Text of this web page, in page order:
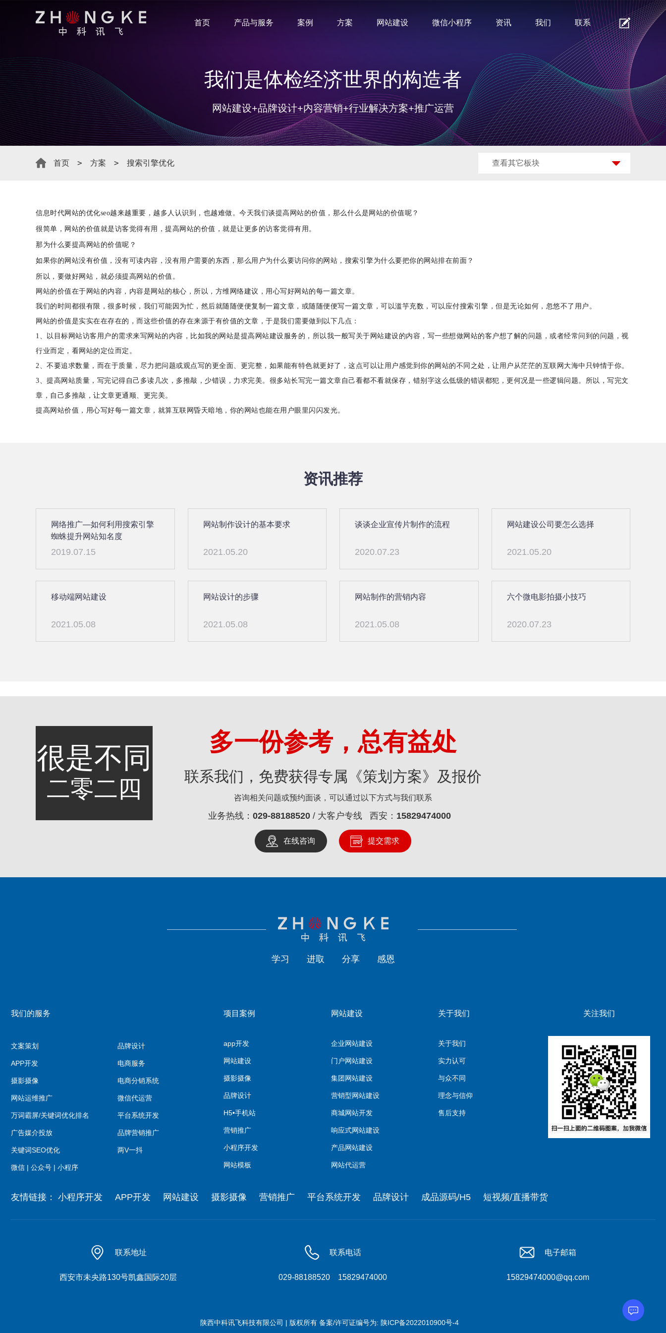
首页 产品与服务 案例 方案 网站建设 微信小程序 资讯 我们 联系
我们是体检经济世界的构造者
网站建设+品牌设计+内容营销+行业解决方案+推广运营
首页 方案 搜索引擎优化 查看其它板块
信息时代网站的优化seo越来越重要，越多人认识到，也越难做。今天我们谈提高网站的价值，那么什么是网站的价值呢？
很简单，网站的价值就是访客觉得有用，提高网站的价值，就是让更多的访客觉得有用。
那为什么要提高网站的价值呢？
如果你的网站没有价值，没有可读内容，没有用户需要的东西，那么用户为什么要访问你的网站，搜索引擎为什么要把你的网站排在前面？
所以，要做好网站，就必须提高网站的价值。
网站的价值在于网站的内容，内容是网站的核心，所以，方维网络建议，用心写好网站的每一篇文章。
我们的时间都很有限，很多时候，我们可能因为忙，然后就随随便便复制一篇文章，或随随便便写一篇文章，可以滥竽充数，可以应付搜索引擎，但是无论如何，忽悠不了用户。
网站的价值是实实在在存在的，而这些价值的存在来源于有价值的文章，于是我们需要做到以下几点：
1、以目标网站访客用户的需求来写网站的内容，比如我的网站是提高网站建设服务的，所以我一般写关于网站建设的内容，写一些想做网站的客户想了解的问题，或者经常问到的问题，视
行业而定，看网站的定位而定。
2、不要追求数量，而在于质量，尽力把问题或观点写的更全面、更完整，如果能有特色就更好了，这点可以让用户感觉到你的网站的不同之处，让用户从茫茫的互联网大海中只钟情于你。
3、提高网站质量，写完记得自己多读几次，多推敲，少错误，力求完美。很多站长写完一篇文章自己看都不看就保存，错别字这么低级的错误都犯，更何况是一些逻辑问题。所以，写完文
章，自己多推敲，让文章更通顺、更完美。
提高网站价值，用心写好每一篇文章，就算互联网昏天暗地，你的网站也能在用户眼里闪闪发光。
资讯推荐
网络推广—如何利用搜索引擎
蜘蛛提升网站知名度
2019.07.15
网站制作设计的基本要求
2021.05.20
谈谈企业宣传片制作的流程
2020.07.23
网站建设公司要怎么选择
2021.05.20
移动端网站建设
2021.05.08
网站设计的步骤
2021.05.08
网站制作的营销内容
2021.05.08
六个微电影拍摄小技巧
2020.07.23
很是不同
二零二四
多一份参考，总有益处
联系我们，免费获得专属《策划方案》及报价
咨询相关问题或预约面谈，可以通过以下方式与我们联系
业务热线： 029-88188520/ 大客户专线 西安： 15829474000
在线咨询 提交需求
学习 进取 分享 感恩
我们的服务
文案策划 品牌设计
APP开发 电商服务
摄影摄像 电商分销系统
网站运维推广 微信代运营
万词霸屏/关键词优化排名 平台系统开发
广告媒介投放 品牌营销推广
关键词SEO优化 两V一抖
微信 | 公众号 | 小程序
项目案例
app开发
网站建设
摄影摄像
品牌设计
H5•手机站
营销推广
小程序开发
网站模板
网站建设
企业网站建设
门户网站建设
集团网站建设
营销型网站建设
商城网站开发
响应式网站建设
产品网站建设
网站代运营
关于我们
关于我们
实力认可
与众不同
理念与信仰
售后支持
关注我们
友情链接： 小程序开发 APP开发 网站建设 摄影摄像 营销推广 平台系统开发 品牌设计 成品源码/H5 短视频/直播带货
联系地址
西安市未央路130号凯鑫国际20层
联系电话
029-88188520 15829474000
电子邮箱
15829474000@qq.com
陕西中科讯飞科技有限公司 | 版权所有 备案/许可证编号为: 陕ICP备2022010900号-4